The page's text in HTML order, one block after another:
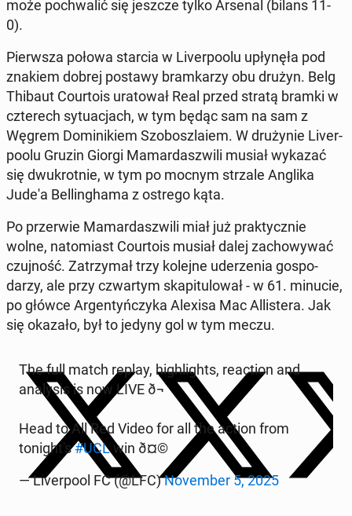
może pochwal­ić się jeszcze tylko Arsenal (bilans 11-
0).
Pier­wsza połowa starcia w Liv­er­poolu up­łynęła pod
znakiem dobrej postawy bramkarzy obu drużyn. Belg
Thibaut Cour­tois ura­tował Real przed stratą bramki w
czterech sytu­ac­jach, w tym będąc sam na sam z
Węgrem Do­minikiem Szo­bos­zlaiem. W drużynie Liv­er­
poolu Gruzin Giorgi Ma­mar­daszwili musiał wykazać
się dwukrot­nie, w tym po mocnym strzale Anglika
Jude'a Belling­hama z ostrego kąta.
Po prz­er­wie Ma­mar­daszwili miał już prak­ty­cznie
wolne, nato­mi­ast Cour­tois musiał dalej za­chowywać
czu­jność. Za­trzy­mał trzy kolejne ud­erzenia gospo­
darzy, ale przy czwartym ska­pit­u­lował - w 61. minucie,
po główce Ar­gen­tyńczy­ka Alexisa Mac Al­lis­tera. Jak
się okazało, był to jedyny gol w tym meczu.
The full match replay, high­lights, re­ac­tion and
analy­sis is now LIVE ð¬
Head to All Red Video for all the action from
tonight's#UCLwin ð¤©
— Liv­er­pool FC (@LFC)No­vem­ber 5, 2025